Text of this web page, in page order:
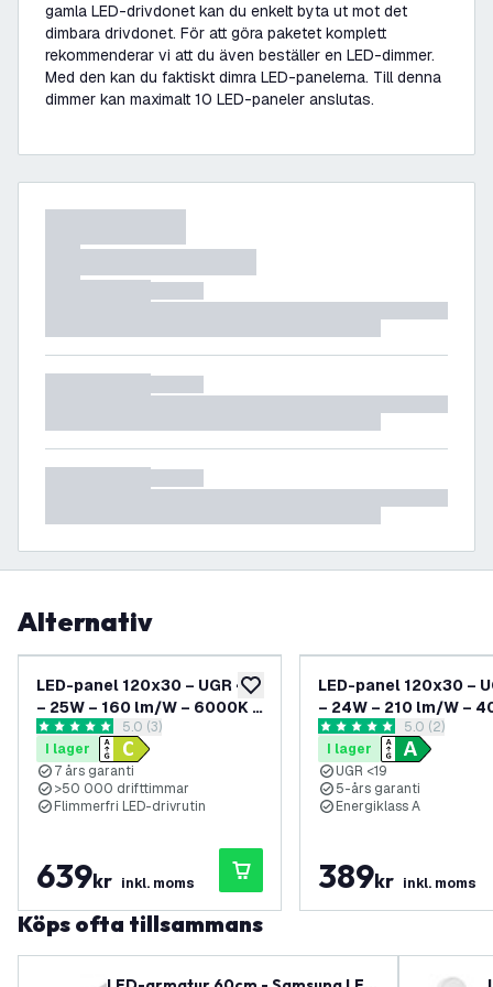
gamla LED-drivdonet kan du enkelt byta ut mot det
dimbara drivdonet. För att göra paketet komplett
rekommenderar vi att du även beställer en LED-dimmer.
Med den kan du faktiskt dimra LED-panelerna. Till denna
dimmer kan maximalt 10 LED-paneler anslutas.
Alternativ
lägg till i önskelistan
LED-panel 120x30 – UGR <19
– 25W – 160 lm/W – 6000K –
7 års garanti – Energiklass C
öppna recensionspanel
5 stjärnbetyg5.0 (3)
I lager
7 års garanti
>50 000 drifttimmar
Flimmerfri LED-drivrutin
639kr inkl. moms
LED-panel 120x30 –
– 24W – 210 lm/W –
5 års garanti –
öppna
5 stjärnbetyg5.0 (2)
I lager
UGR <19
5-års garanti
Energiklass A
389kr inkl. moms
Köps ofta tillsammans